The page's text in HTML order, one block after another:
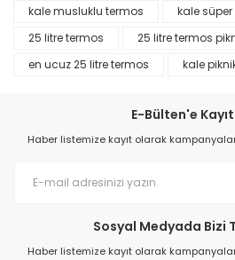
kale musluklu termos
kale
25 litre termos
25 litre termos
en ucuz 25 litre termos
kale
E-Bülten'e
Haber listemize kayıt olarak
Sosyal Medyada Bizi
Haber listemize kayıt olarak